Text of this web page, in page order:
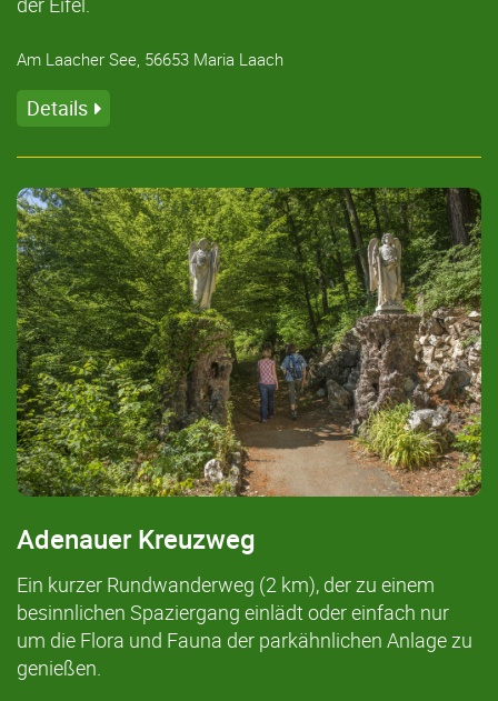
Am Laacher See, 56653 Maria Laach
Details
Adenauer Kreuzweg
Ein kurzer Rundwanderweg (2 km), der zu einem
besinnlichen Spaziergang einlädt oder einfach nur
um die Flora und Fauna der parkähnlichen Anlage zu
genießen.